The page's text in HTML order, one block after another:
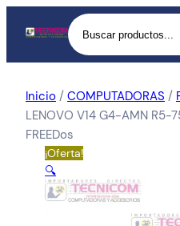
Buscar
Inicio / COMPUTADORAS /
LENOVO V14 G4-AMN R5-
FREEDos
¡Oferta!
🔍